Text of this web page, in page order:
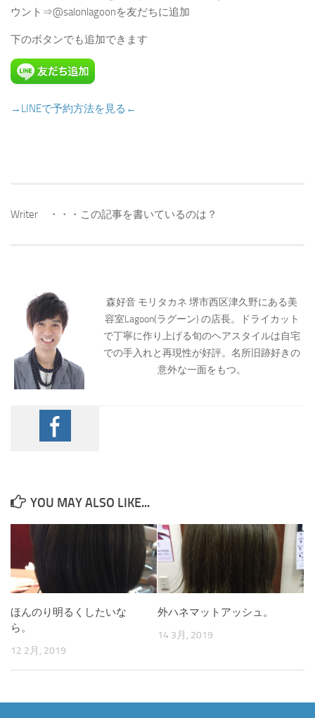
ウント⇒@salonlagoonを友だちに追加
下のボタンでも追加できます
→LINEで予約方法を見る←
Writer ・・・この記事を書いているのは？
森好音 モリタカネ 堺市西区津久野にある美
容室Lagoon(ラグーン) の店長。ドライカット
で丁寧に作り上げる旬のヘアスタイルは自宅
での手入れと再現性が好評。名所旧跡好きの
意外な一面をもつ。
YOU MAY ALSO LIKE...
ほんのり明るくしたいな
ら。
12 2月, 2019
外ハネマットアッシュ。
14 3月, 2019